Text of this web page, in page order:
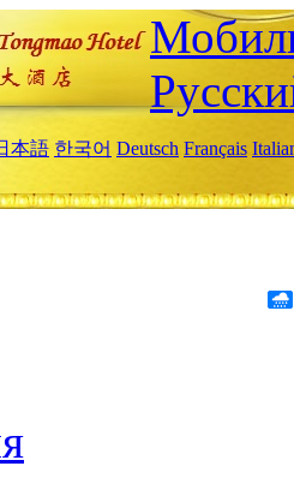
本語 한국어 Deutsch Français